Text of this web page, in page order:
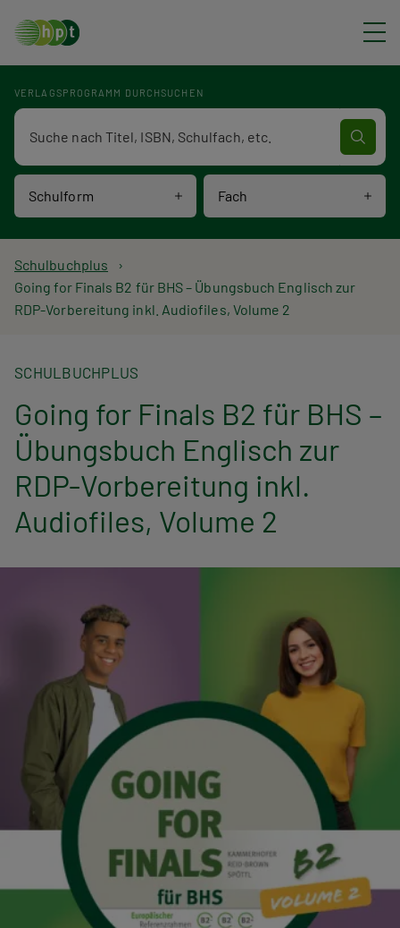
VERLAGSPROGRAMM DURCHSUCHEN
Schulform Fach
Verlagsprogramm Volltextsuche
P
f
d
n
a
v
i
g
n
Schulbuchplus
Going for Finals B2 für BHS – Übungsbuch Englisch zur
RDP-Vorbereitung inkl. Audiofiles, Volume 2
SCHULBUCHPLUS
Going for Finals B2 für BHS –
Übungsbuch Englisch zur
RDP-Vorbereitung inkl.
Audiofiles, Volume 2